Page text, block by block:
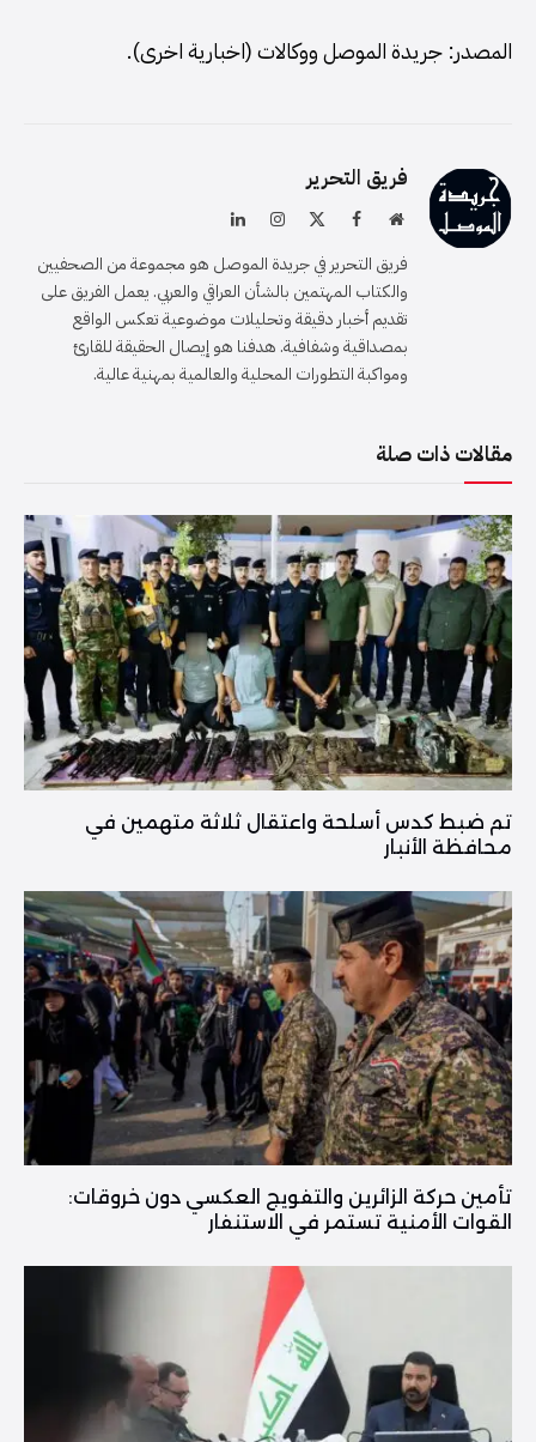
المصدر: جريدة الموصل ووكالات (اخبارية اخرى).
فريق التحرير
موقعفيسبوك الانستغرام
لينكدإن
فريق التحرير في جريدة الموصل هو مجموعة من الصحفيين
والكتاب المهتمين بالشأن العراقي والعربي. يعمل الفريق على
تقديم أخبار دقيقة وتحليلات موضوعية تعكس الواقع
بمصداقية وشفافية. هدفنا هو إيصال الحقيقة للقارئ
ومواكبة التطورات المحلية والعالمية بمهنية عالية.
مقالات ذات صلة
تم ضبط كدس أسلحة واعتقال ثلاثة متهمين في
محافظة الأنبار
تأمين حركة الزائرين والتفويج العكسي دون خروقات:
القوات الأمنية تستمر في الاستنفار